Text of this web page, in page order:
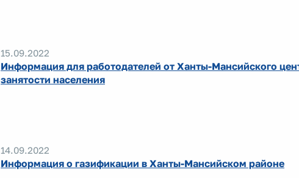
15.09.2022
Информация для работодателей от Ханты-Мансийского
занятости населения
14.09.2022
Информация о газификации в Ханты-Мансийском районе